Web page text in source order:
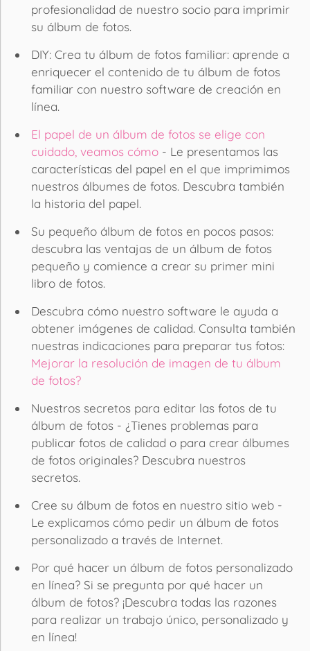
profesionalidad de nuestro socio para imprimir
su álbum de fotos.
DIY: Crea tu álbum de fotos familiar: aprende a
enriquecer el contenido de tu álbum de fotos
familiar con nuestro software de creación en
línea.
El papel de un álbum de fotos se elige con
cuidado, veamos cómo - Le presentamos las
características del papel en el que imprimimos
nuestros álbumes de fotos. Descubra también
la historia del papel.
Su pequeño álbum de fotos en pocos pasos:
descubra las ventajas de un álbum de fotos
pequeño y comience a crear su primer mini
libro de fotos.
Descubra cómo nuestro software le ayuda a
obtener imágenes de calidad. Consulta también
nuestras indicaciones para preparar tus fotos:
Mejorar la resolución de imagen de tu álbum
de fotos?
Nuestros secretos para editar las fotos de tu
álbum de fotos - ¿Tienes problemas para
publicar fotos de calidad o para crear álbumes
de fotos originales? Descubra nuestros
secretos.
Cree su álbum de fotos en nuestro sitio web -
Le explicamos cómo pedir un álbum de fotos
personalizado a través de Internet.
Por qué hacer un álbum de fotos personalizado
en línea? Si se pregunta por qué hacer un
álbum de fotos? ¡Descubra todas las razones
para realizar un trabajo único, personalizado y
en línea!